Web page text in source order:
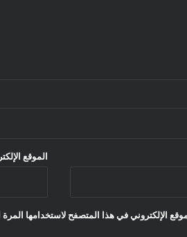
الموقع
الإلكتروني في هذا المتصفح لاستخدامها المرة